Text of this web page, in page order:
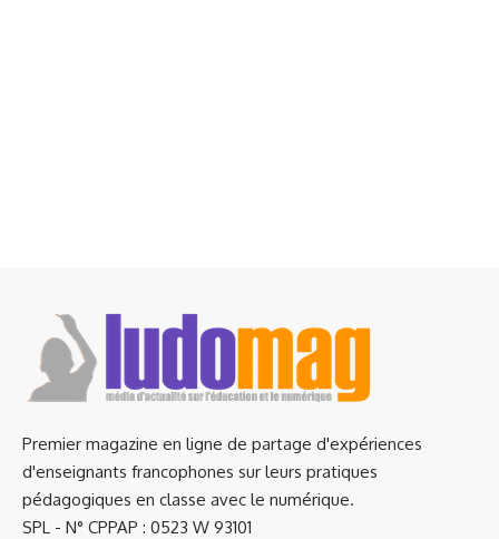
Premier magazine en ligne de partage d'expériences
d'enseignants francophones sur leurs pratiques
pédagogiques en classe avec le numérique.
SPL - N° CPPAP : 0523 W 93101